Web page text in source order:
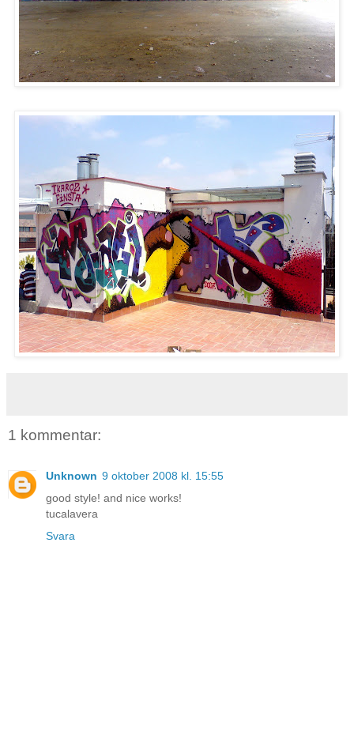
1 kommentar:
Unknown 9 oktober 2008 kl. 15:55
good style! and nice works!
tucalavera
Svara